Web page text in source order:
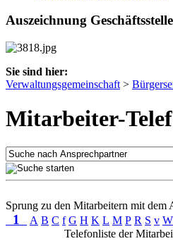
Auszeichnung Geschäftsstelle
Sie sind hier:
Verwaltungsgemeinschaft >
Mitarbeiter-
Sprung zu den Mitarbeitern mit dem
1 A B C f G H K L M P R S v W
Telefonliste der